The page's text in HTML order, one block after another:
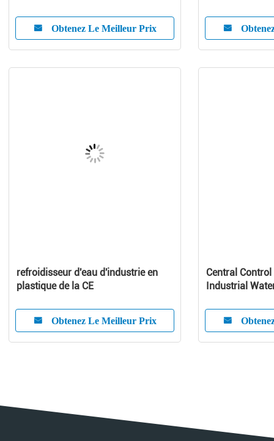
Obtenez Le Meilleur Prix
refroidisseur d'eau d'industrie en
plastique de la CE
Obtenez Le Meilleur Prix
Central
Industrial